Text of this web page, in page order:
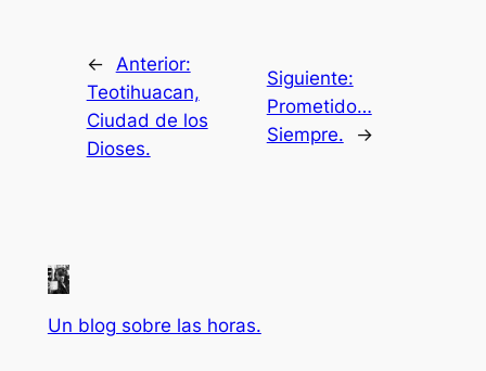
←
Anterior:
Teotihuacan,
Ciudad de los
Dioses.
Siguiente:
Prometido…
Siempre.
→
Un blog sobre las horas.